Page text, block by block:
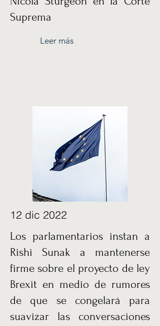
Suprema
Leer más
12 dic 2022
Los parlamentarios instan a
Rishi Sunak a mantenerse
firme sobre el proyecto de ley
Brexit en medio de rumores
de que se congelará para
suavizar las conversaciones